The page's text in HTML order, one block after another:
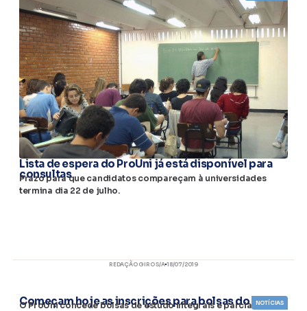
Lista de espera do ProUni já está disponível para
consultas
Prazo para que candidatos compareçam à universidades
termina dia 22 de julho.
REDAÇÃO GIRO S/A 18/07/2019
NOTÍCIAS
Começam hoje as inscrições para bolsas do Prouni
​O ProUni concede bolsas de estudo integrais e parciais em